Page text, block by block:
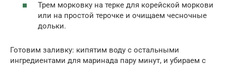
Трем морковку на терке для корейской моркови
или на простой терочке и очищаем чесночные
дольки.
Готовим заливку: кипятим воду с остальными
ингредиентами для маринада пару минут, и убираем с